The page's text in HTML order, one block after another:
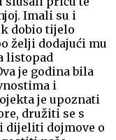
Imali su i
dobio tijelo
želji dodajući mu
listopad
je godina bila
i
je upoznati
družiti se s
dijeliti dojmove o